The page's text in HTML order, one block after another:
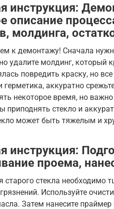
инструкция:
описание
молдинга,
к демонтажу! Сначала
удалите молдинг, который
повредить краску, но
герметика, аккуратно
некоторое время, но
приподнять стекло и
может быть тяжелым и
инструкция:
проема,
старого стекла необходимо
Используйте
Затем нанесите